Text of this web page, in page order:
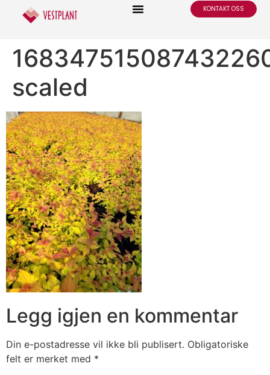
KONTAKT OSS
scaled
Legg igjen en kommentar
Din e-postadresse vil ikke bli publisert. Obligatoriske
felt er merket med *